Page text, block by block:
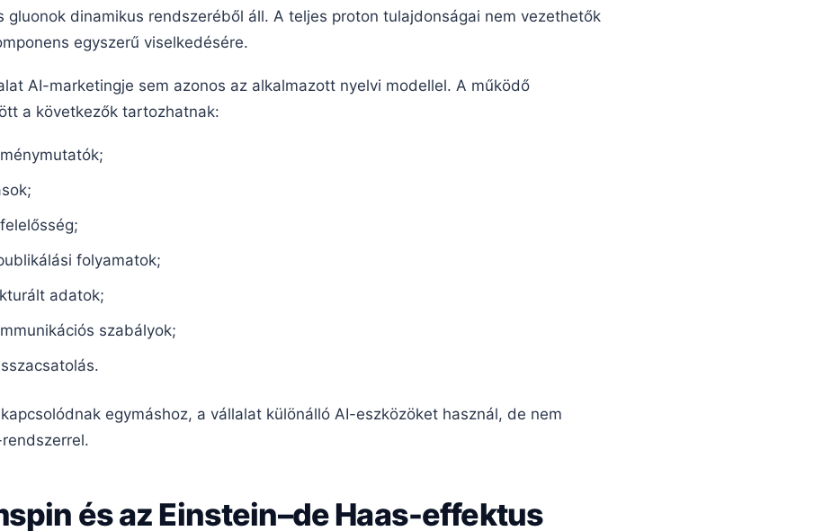
gluonok dinamikus rendszeréből áll. A teljes proton tulajdonságai nem vezethetők
egyszerű viselkedésére.
AI-marketingje sem azonos az alkalmazott nyelvi modellel. A működő
a következők tartozhatnak:
folyamatok;
adatok;
szabályok;
egymáshoz, a vállalat különálló AI-eszközöket használ, de nem
és az Einstein–de Haas-effektus